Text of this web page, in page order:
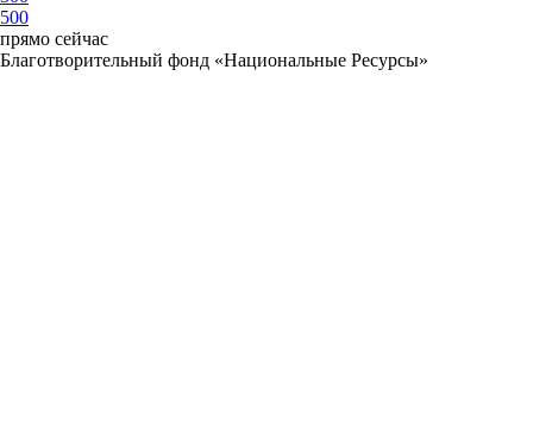
500
прямо сейчас
Благотворительный фонд «Национальные Ресурсы»